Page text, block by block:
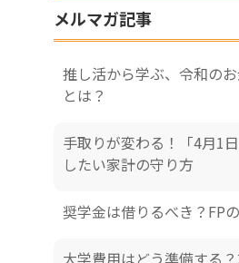
メルマガ記事
推し活から学ぶ、令和の
とは？
手取りが変わる！「4月1
したい家計の守り方
奨学金は借りるべき？FP
大学費用はどう準備する